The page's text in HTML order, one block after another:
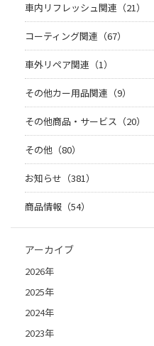
車内リフレッシュ関連（21）
コーティング関連（67）
車外リペア関連（1）
その他カー用品関連（9）
その他商品・サービス（20）
その他（80）
お知らせ（381）
商品情報（54）
アーカイブ
2026年
2025年
2024年
2023年